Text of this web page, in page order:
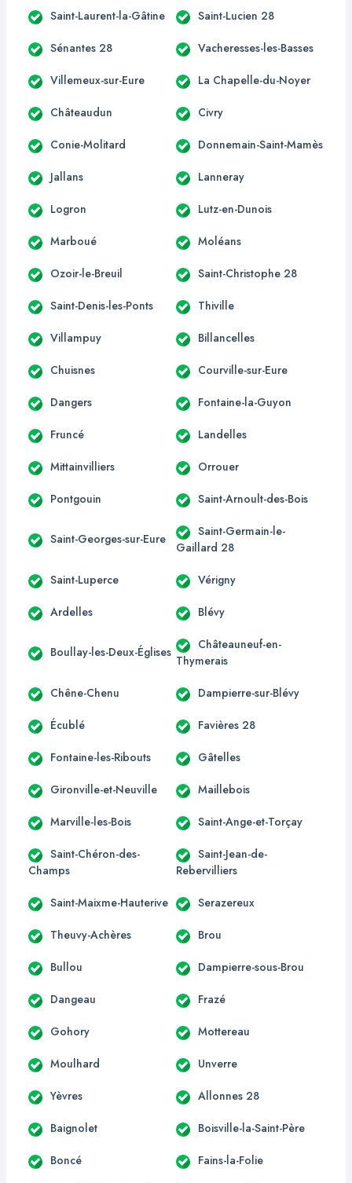
Saint-Laurent-la-Gâtine Saint-Lucien 28
Sénantes 28 Vacheresses-les-Basses
Villemeux-sur-Eure La Chapelle-du-Noyer
Châteaudun Civry
Conie-Molitard Donnemain-Saint-Mamès
Jallans Lanneray
Logron Lutz-en-Dunois
Marboué Moléans
Ozoir-le-Breuil Saint-Christophe 28
Saint-Denis-les-Ponts Thiville
Villampuy Billancelles
Chuisnes Courville-sur-Eure
Dangers Fontaine-la-Guyon
Fruncé Landelles
Mittainvilliers Orrouer
Pontgouin Saint-Arnoult-des-Bois
Saint-Georges-sur-Eure
Saint-Germain-le-
Gaillard 28
Saint-Luperce Vérigny
Ardelles Blévy
Boullay-les-Deux-Églises
Châteauneuf-en-
Thymerais
Chêne-Chenu Dampierre-sur-Blévy
Écublé Favières 28
Fontaine-les-Ribouts Gâtelles
Gironville-et-Neuville Maillebois
Marville-les-Bois Saint-Ange-et-Torçay
Saint-Chéron-des-
Champs
Saint-Jean-de-
Rebervilliers
Saint-Maixme-Hauterive Serazereux
Theuvy-Achères Brou
Bullou Dampierre-sous-Brou
Dangeau Frazé
Gohory Mottereau
Moulhard Unverre
Yèvres Allonnes 28
Baignolet Boisville-la-Saint-Père
Boncé Fains-la-Folie